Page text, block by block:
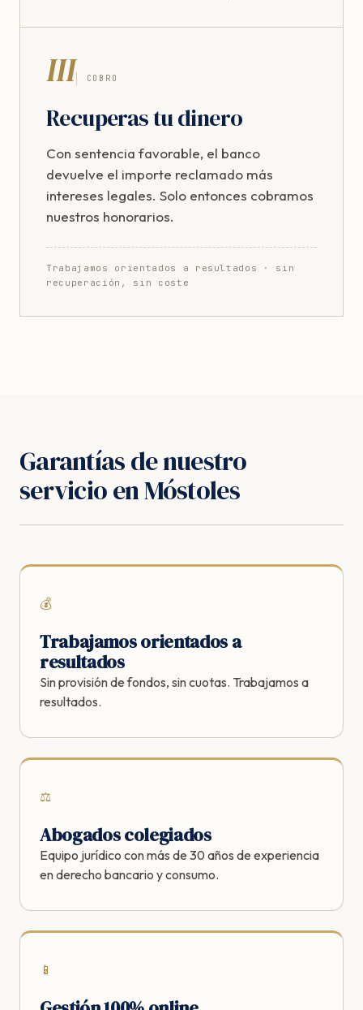
III COBRO
Recuperas tu dinero
Con sentencia favorable, el banco
devuelve el importe reclamado más
intereses legales. Solo entonces cobramos
nuestros honorarios.
Trabajamos orientados a resultados · sin
recuperación, sin coste
Garantías de nuestro
servicio en Móstoles
💰
Trabajamos orientados a
resultados
Sin provisión de fondos, sin cuotas. Trabajamos a
resultados.
⚖️
Abogados colegiados
Equipo jurídico con más de 30 años de experiencia
en derecho bancario y consumo.
📱